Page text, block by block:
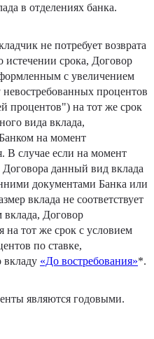
в отделениях банка.
не потребует возврата
истечении срока, Договор
с увеличением
процентов
процентов") на тот же срок
вида вклада,
на момент
В случае если на момент
Договора данный вид вклада
документами Банка или
вклада не соответствует
Договор
на тот же срок с условием
по ставке,
вкладу «До востребования»*.
являются годовыми.